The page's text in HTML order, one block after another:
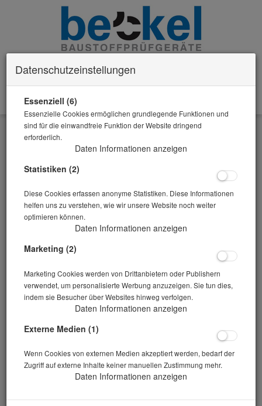
Zurück
Alle Artikel zeigen aus: Beton
Datenschutzeinstellungen
Essenziell (6)
Essenzielle Cookies ermöglichen grundlegende Funktionen und
sind für die einwandfreie Funktion der Website dringend
erforderlich.
Daten Informationen anzeigen
Statistiken (2)
Diese Cookies erfassen anonyme Statistiken. Diese Informationen
helfen uns zu verstehen, wie wir unsere Website noch weiter
optimieren können.
Daten Informationen anzeigen
Marketing (2)
Marketing Cookies werden von Drittanbietern oder Publishern
verwendet, um personalisierte Werbung anzuzeigen. Sie tun dies,
indem sie Besucher über Websites hinweg verfolgen.
Daten Informationen anzeigen
Externe Medien (1)
Wenn Cookies von externen Medien akzeptiert werden, bedarf der
Zugriff auf externe Inhalte keiner manuellen Zustimmung mehr.
Daten Informationen anzeigen